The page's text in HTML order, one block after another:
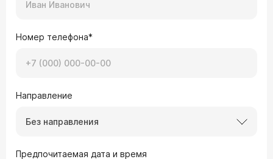
Номер телефона*
Направление
Без направления
Предпочитаемая дата и время